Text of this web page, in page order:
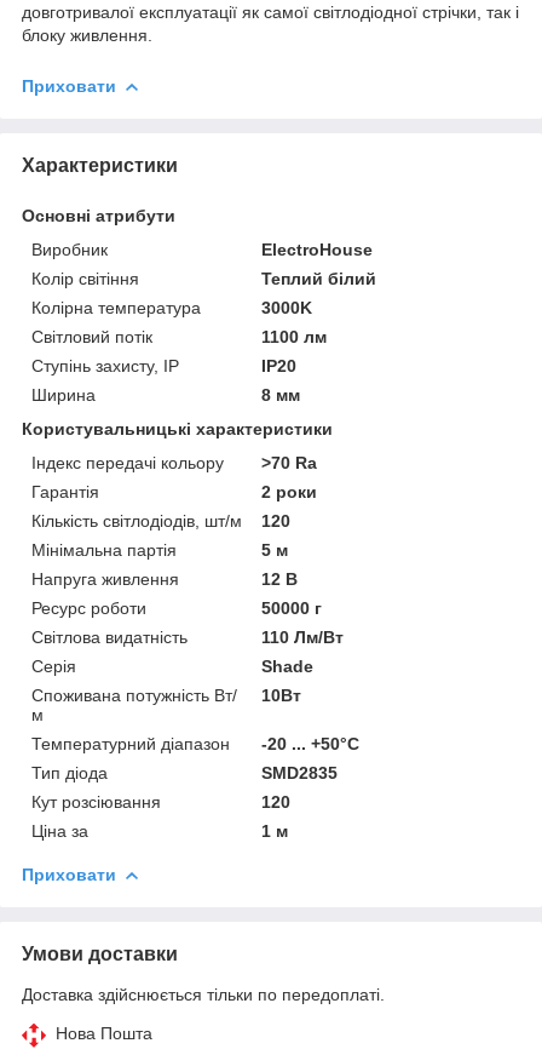
довготривалої експлуатації як самої світлодіодної стрічки, так і
блоку живлення.
Приховати
Характеристики
Основні атрибути
Виробник
ElectroHouse
Колір світіння
Теплий білий
Колірна температура
3000K
Світловий потік
1100 лм
Ступінь захисту, IP
IP20
Ширина
8 мм
Користувальницькі характеристики
Індекс передачі кольору
>70 Ra
Гарантія
2 роки
Кількість світлодіодів, шт/м
120
Мінімальна партія
5 м
Напруга живлення
12 В
Ресурс роботи
50000 г
Світлова видатність
110 Лм/Вт
Серія
Shade
Споживана потужність Вт/
м
10Вт
Температурний діапазон
-20 ... +50°С
Тип діода
SMD2835
Кут розсіювання
120
Ціна за
1 м
Приховати
Умови доставки
Доставка здійснюється тільки по передоплаті.
Нова Пошта